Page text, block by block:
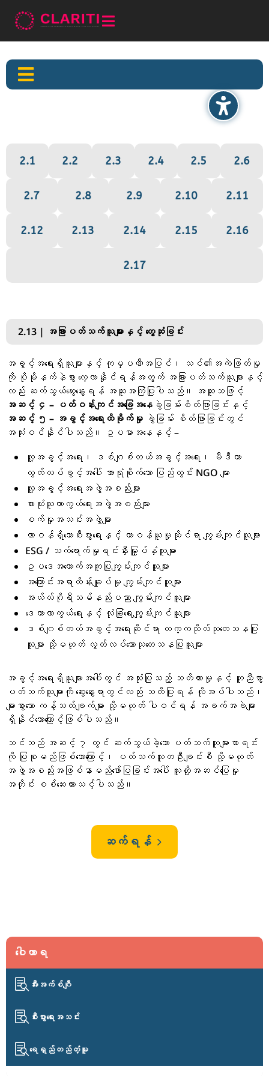


2.1 2.2 2.3 2.4 2.5 2.6
2.7 2.8 2.9 2.10 2.11
2.12 2.13 2.14 2.15 2.16
2.17
2.13 | အခြားပတ်သက်သူများနှင့် တွေ့ဆုံခြင်း
အခွင့်အရေးရှိသူများနှင့် ကုမ္ပဏီအပြင်၊ သင်၏အကဲဖြတ်မှု
ကို ပိုမိုနက်နဲစွာ လေ့လာနိုင်ရန်အတွက် အခြားပတ်သက်သူများနှင့်
လည်း ဆက်သွယ်ဆွေးနွေးရန် အထူးအကြံပြုပါသည်။ အထူးသဖြင့်
အဆင့် ၄ – ပတ်ဝန်းကျင်အခြေအနေ ခွဲခြမ်းစိတ်ဖြာခြင်းနှင့်
အဆင့် ၅ – အခွင့်အရေးထိခိုက်မှု ခွဲခြမ်း စိတ်ဖြာခြင်းတွင်
အသုံးဝင်နိုင်ပါသည်။ ဥပမာအနေနှင့် –
လူ့အခွင့်အရေး၊ ဒစ်ဂျစ်တယ်အခွင့်အရေး၊ မီဒီယာ
လွတ်လပ်ခွင့်အပေါ် အာရုံစိုက်သော ပြည်တွင်း NGO များ
လူ့အခွင့်အရေးအဖွဲ့အစည်းများ
စားသုံးသူကာကွယ်ရေးအဖွဲ့အစည်းများ
စက်မှုအသင်းအဖွဲ့များ
တာဝန်ရှိသောစီးပွားရေးနှင့် တာဝန်ယူမှုဆိုင်ရာ ကျွမ်းကျင်သူများ
ESG / သက်ရောက်မှုရင်းနှီးမြှုပ်နှံသူများ
ဥပဒေအထောက်အကူပြုကျွမ်းကျင်သူများ
အကြောင်းအရာထိန်းချုပ်မှု ကျွမ်းကျင်သူများ
အယ်လ်ဂိုရီသမ်နည်းပညာ ကျွမ်းကျင်သူများ
ဒေတာကာကွယ်ရေးနှင့် လုံခြုံရေးကျွမ်းကျင်သူများ
ဒစ်ဂျစ်တယ်အခွင့်အရေးဆိုင်ရာ တက္ကသိုလ်သုတေသနပြု
သူများ သို့မဟုတ် လွတ်လပ်သောသုတေသနပြုသူများ
အခွင့်အရေးရှိသူများအပေါ်တွင် အသုံးပြုသည့် သတိထားမှုနှင့် တူညီစွာ
ပတ်သက်သူများကို ဆွေးနွေးရာတွင်လည်း သတိပြုရန် လိုအပ်ပါသည်၊
များစွာသော ကန့်သတ်ချက်များ သို့မဟုတ် ပါဝင်ရန် အခက်အခဲများ
ရှိနိုင်သောကြောင့်ဖြစ်ပါသည်။
သင်သည် အဆင့် ၇ တွင် ဆက်သွယ်ခဲ့သော ပတ်သက်သူများစာရင်း
ကို ပြုစုမည်ဖြစ်သောကြောင့်၊ ပတ်သက်သူတဦးချင်းစီ သို့မဟုတ်
အဖွဲ့အစည်းအဖြစ်နာမည်ဖော်ပြခြင်းအပေါ် သူတို့အဆင်ပြေမှု
အတိုင်း စစ်ဆေးထားသင့်ပါသည်။
5
ဆက်ရန်
ဝေါဟာရ
 အီးအက်စ်ဂျီ
 စီးပွားရေးအသင်း
ရေရှည်တည်တံ့မူ